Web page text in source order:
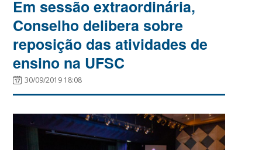
Em sessão extraordinária,
Conselho delibera sobre
reposição das atividades de
ensino na UFSC
30/09/2019 18:08